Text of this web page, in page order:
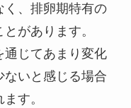
く、排卵期特有の
があります。
通じてあまり変化
ないと感じる場合
す。